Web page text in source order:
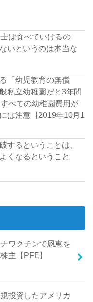
は食べていけるの
いというのは本当な
「幼児教育の無償
私立幼稚園だと3年間
べての幼稚園費用が
は注意【2019年10月1
するということは、
くなるということ
ワクチンで恩恵を
主【PFE】
投資したアメリカ